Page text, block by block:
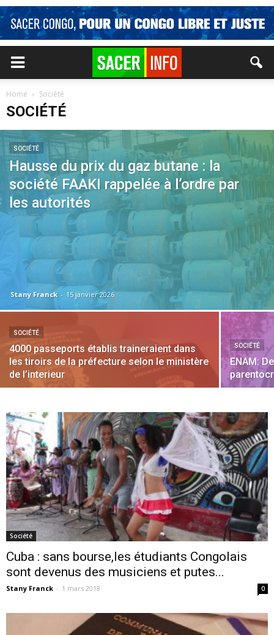
Home Société
SOCIÉTÉ
SOCIÉTÉ
Hausse du prix du gaz butane : la
société FAAKI rappelée à l’ordre par
les autorités
Stany Franck - 15 janvier 2026
SOCIÉTÉ
4000 passeports établis traineraient dans
les tiroirs de la préfecture selon le ministère
de l’interieur
SOCIÉTÉ
ENAM:
Société
Cuba : sans bourse,les étudiants Congolais
sont devenus des musiciens et putes...
Stany Franck - 1 mars 2018 0